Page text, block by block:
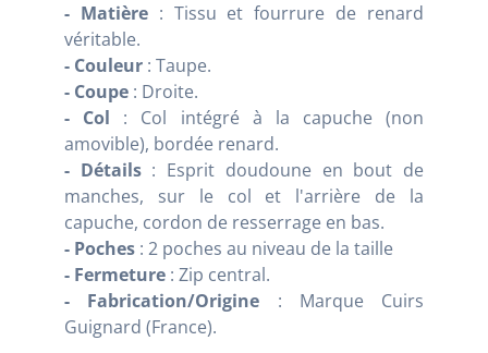
- Matière: Tissu et fourrure de renard
véritable.
- Couleur : Taupe.
- Coupe : Droite.
- Col : Col intégré à la capuche (non
amovible), bordée renard.
- Détails: Esprit doudoune en bout de
manches, sur le col et l'arrière de la
capuche, cordon de resserrage en bas.
- Poches : 2 poches au niveau de la taille
- Fermeture : Zip central.
- Fabrication/Origine : Marque Cuirs
Guignard (France).